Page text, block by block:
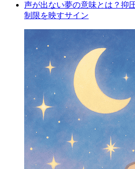
声が出ない夢の意味とは？抑
制限を映すサイン